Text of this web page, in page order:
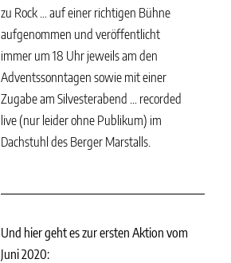
zu Rock … auf einer richtigen Bühne
aufgenommen und veröffentlicht
immer um 18 Uhr jeweils am den
Adventssonntagen sowie mit einer
Zugabe am Silvesterabend … recorded
live (nur leider ohne Publikum) im
Dachstuhl des Berger Marstalls.
Und hier geht es zur ersten Aktion vom
Juni 2020: